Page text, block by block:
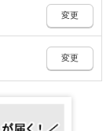
変更
変更